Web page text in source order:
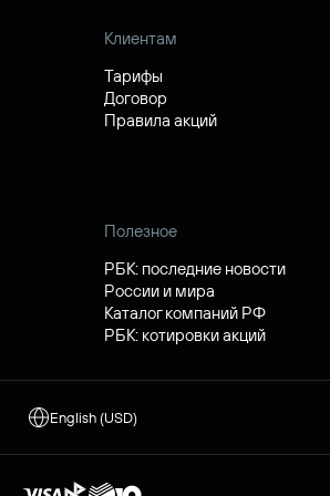
Клиентам
Тарифы
Договор
Правила акций
Полезное
РБК: последние новости
России и мира
Каталог компаний РФ
РБК: котировки акций
English (USD)